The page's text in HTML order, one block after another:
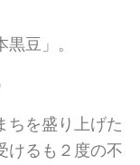
豆」。
ちを盛り上げた
けるも２度の不